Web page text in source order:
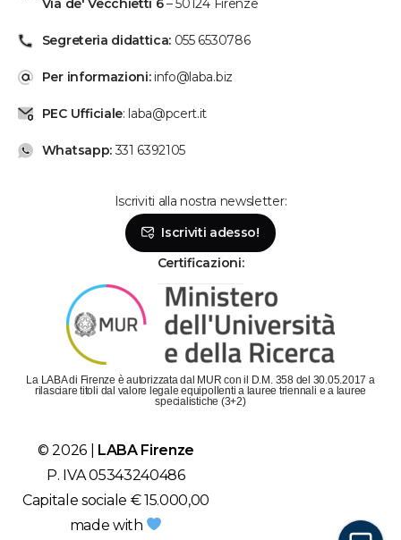
Via de' Vecchietti 6 – 50124 Firenze
Segreteria didattica: 055 6530786
Per informazioni:info@laba.biz
PEC Ufficiale: laba@pcert.it
Whatsapp:331 6392105
Iscriviti alla nostra newsletter:
Iscriviti adesso!
Certificazioni:
La LABA di Firenze è autorizzata dal MUR con il D.M. 358 del 30.05.2017 a
rilasciare titoli dal valore legale equipollenti a lauree triennali e a lauree
specialistiche (3+2)
© 2026 | LABA Firenze
P. IVA 05343240486
Capitale sociale € 15.000,00
made with
Se hai bisogno, chiamaci!
Lunedì - Venerdì: dalle 9 alle 19
Sabato: dalle 9 alle 14
Parla con la segreteria
Contattaci su Whatsapp!
Il metodo più veloce per metterti in contatto con
LABA è scriverci su Whatsapp!